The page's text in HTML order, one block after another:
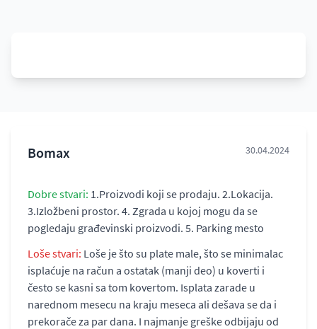
Bomax 30.04.2024
Dobre stvari: 1.Proizvodi koji se prodaju. 2.Lokacija.
3.Izložbeni prostor. 4. Zgrada u kojoj mogu da se
pogledaju građevinski proizvodi. 5. Parking mesto
Loše stvari: Loše je što su plate male, što se minimalac
isplaćuje na račun a ostatak (manji deo) u koverti i
često se kasni sa tom kovertom. Isplata zarade u
narednom mesecu na kraju meseca ali dešava se da i
prekorače za par dana. I najmanje greške odbijaju od